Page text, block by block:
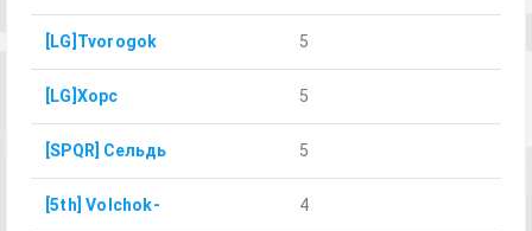
[LG]Tvorogok 5
[LG]Xopc 5
[SPQR] Сельдь 5
[5th] Volchok- 4